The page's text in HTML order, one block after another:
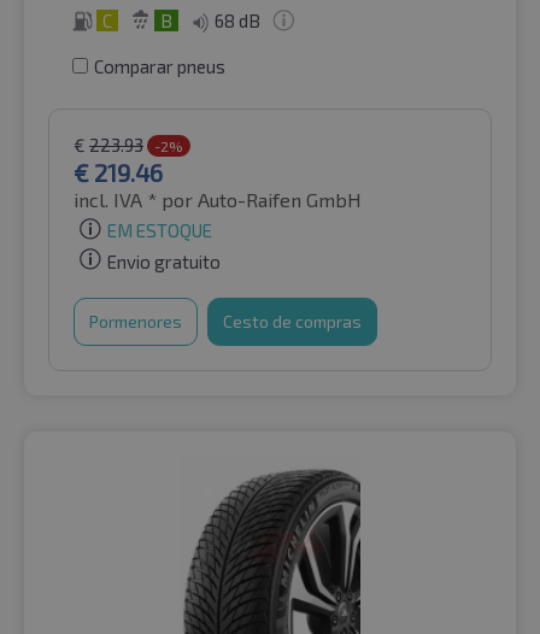
C B 68 dB
Comparar pneus
€ 223.93 -2%
€ 219.46
incl. IVA * por Auto-Raifen GmbH
EM ESTOQUE
Envio gratuito
Pormenores Cesto de compras